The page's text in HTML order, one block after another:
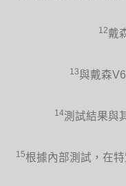
12戴
13與戴森
14測試結果與
15根據內部測試，在